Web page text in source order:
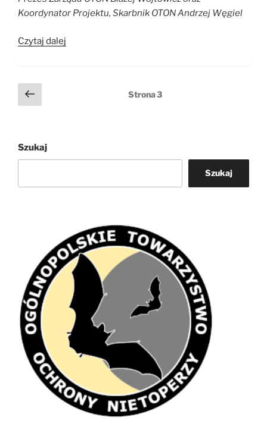
Koordynator Projektu, Skarbnik OTON Andrzej Węgiel
Czytaj dalej
Stronicowanie
wpisów
Poprzednia
strona
Strona3
Szukaj
Szukaj